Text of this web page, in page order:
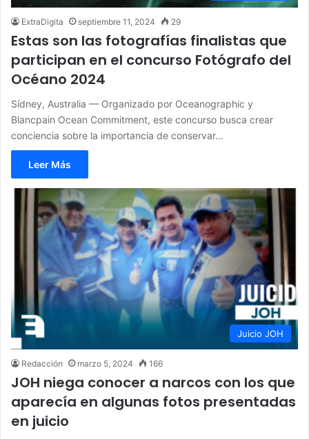
ExtraDigita septiembre 11, 2024 29
Estas son las fotografías finalistas que
participan en el concurso Fotógrafo del
Océano 2024
Sídney, Australia — Organizado por Oceanographic y
Blancpain Ocean Commitment, este concurso busca crear
conciencia sobre la importancia de conservar…
Leer Más
Juicio JOH
Redacción marzo 5, 2024 166
JOH niega conocer a narcos con los que
aparecía en algunas fotos presentadas
en juicio